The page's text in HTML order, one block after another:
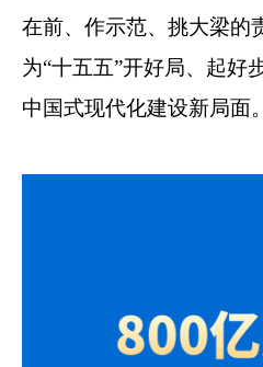
在前、作示范、挑大梁的
为“十五五”开好局、起好
中国式现代化建设新局面。